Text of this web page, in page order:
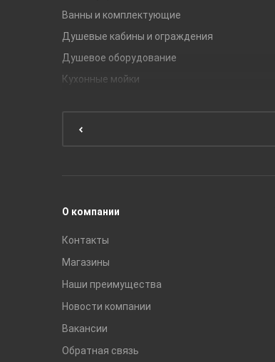
Ванны и комплектующие
Душевые кабины и ограждения
Душевое оборудование
Кухонные мойки
О компании
Контакты
Магазины
Наши преимущества
Новости компании
Вакансии
Обратная связь